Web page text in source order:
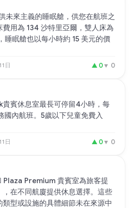
未來主義的睡眠艙，供您在航班之
費用為 134 沙特里亞爾，雙人床為
睡眠艙也以每小時約 15 美元的價
日 ▲ 0▼ 0
賓休息室最長可停留4小時，每
國內航班。5歲以下兒童免費入
日 ▲ 0▼ 0
Plaza Premium 貴賓室為旅客提
，在不同航廈提供休息選擇。這些
類型或設施的具體細節未在來源中